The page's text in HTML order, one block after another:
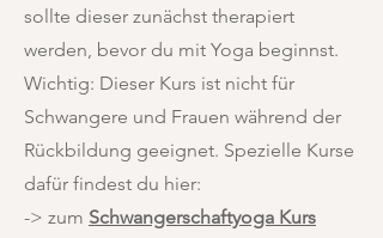
sollte dieser zunächst therapiert
werden, bevor du mit Yoga beginnst.
Wichtig: Dieser Kurs ist nicht für
Schwangere und Frauen während der
Rückbildung geeignet. Spezielle Kurse
dafür findest du hier:
-> zum Schwangerschaftyoga Kurs